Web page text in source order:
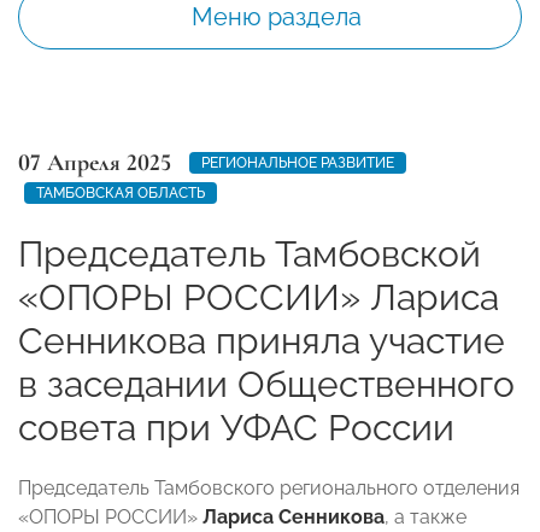
Меню раздела
07 Апреля 2025
РЕГИОНАЛЬНОЕ РАЗВИТИЕ
ТАМБОВСКАЯ ОБЛАСТЬ
Председатель Тамбовской
«ОПОРЫ РОССИИ» Лариса
Сенникова приняла участие
в заседании Общественного
совета при УФАС России
Председатель Тамбовского регионального отделения
«ОПОРЫ РОССИИ» Лариса Сенникова, а также